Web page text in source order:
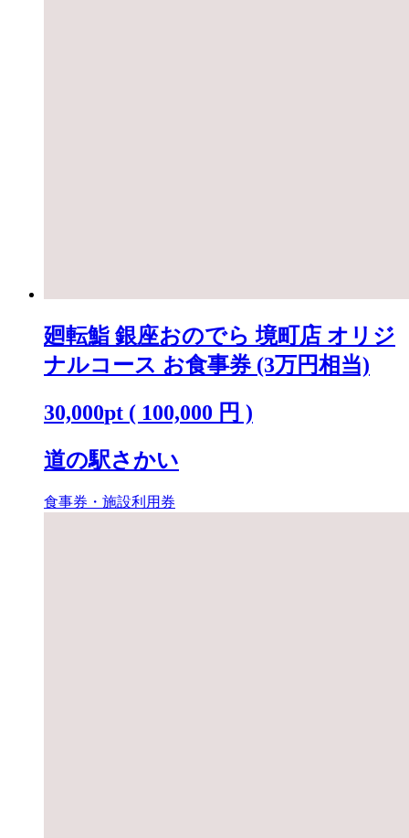
廻転鮨 銀座おのでら 境町店 オリジ
ナルコース お食事券 (3万円相当)
30,000pt ( 100,000 円 )
道の駅さかい
食事券・施設利用券